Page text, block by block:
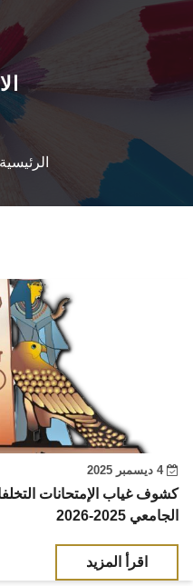
الرئيسية
4 ديسمبر 2025
كشوف غياب الإمتحانات
الجامعي 2025-2026
اقرأ المزيد